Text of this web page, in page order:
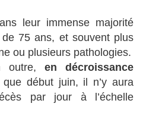
leur immense majorité
75 ans, et souvent plus
ou plusieurs pathologies.
outre, en décroissance
début juin, il n’y aura
par jour à l’échelle